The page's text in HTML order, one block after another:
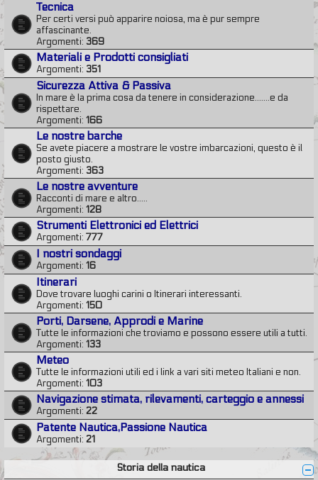
Tecnica
Per certi versi può apparire noiosa, ma è pur sempre
affascinante.
Argomenti: 369
Materiali e Prodotti consigliati
Argomenti: 351
Sicurezza Attiva & Passiva
In mare è la prima cosa da tenere in considerazione.......e da
rispettare.
Argomenti: 166
Le nostre barche
Se avete piacere a mostrare le vostre imbarcazioni, questo è il
posto giusto.
Argomenti: 363
Le nostre avventure
Racconti di mare e altro.....
Argomenti: 128
Strumenti Elettronici ed Elettrici
Argomenti: 777
I nostri sondaggi
Argomenti: 16
Itinerari
Dove trovare luoghi carini o Itinerari interessanti.
Argomenti: 150
Porti, Darsene, Approdi e Marine
Tutte le informazioni che troviamo e possono essere utili a tutti.
Argomenti: 133
Meteo
Tutte le informazioni utili ed i link a vari siti meteo Italiani e non.
Argomenti: 103
Navigazione stimata, rilevamenti, carteggio e annessi
Argomenti: 22
Patente Nautica,Passione Nautica
Argomenti: 21
Storia della nautica